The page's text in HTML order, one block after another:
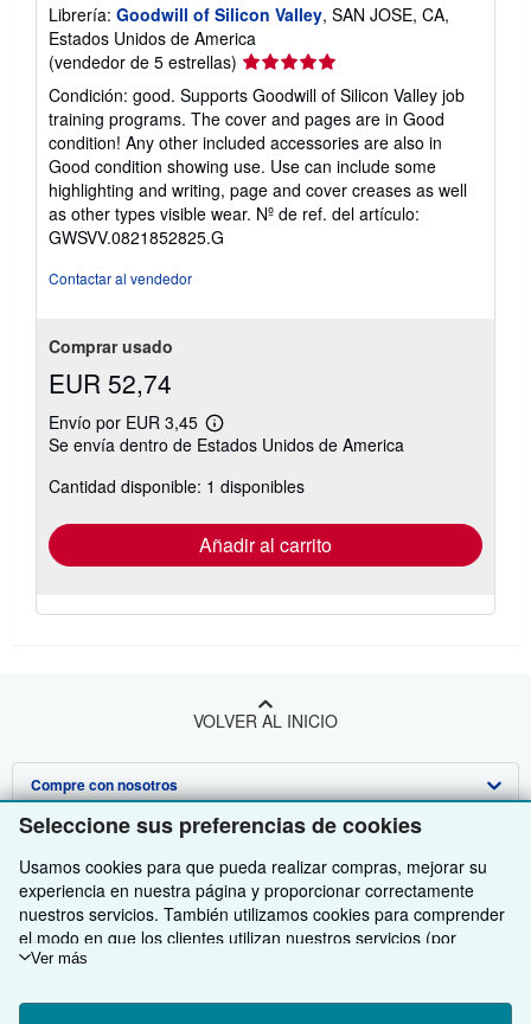
Seleccione sus preferencias de cookies
Usamos cookies para que pueda realizar compras, mejorar su
experiencia en nuestra página y proporcionar correctamente
nuestros servicios. También utilizamos cookies para comprender
el modo en que los clientes utilizan nuestros servicios (por
ejemplo, midiendo las visitas al sitio) y así poder realizar mejoras.
para mostrar contenido relevante en los anuncios y medir el
Ver más
Librería: Goodwill of Silicon Valley, SAN JOSE, CA,
Estados Unidos de America
(vendedor de 5 estrellas) Calificación
del
vendedor:
5
de
5
estrellas
Condición: good. Supports Goodwill of Silicon Valley job
training programs. The cover and pages are in Good
condition! Any other included accessories are also in
Good condition showing use. Use can include some
highlighting and writing, page and cover creases as well
as other types visible wear. Nº de ref. del artículo:
GWSVV.0821852825.G
Contactar al vendedor
Comprar usado
EUR 52,74
Envío por EUR 3,45
Más
información
las
tarifas
envío
Se envía dentro de Estados Unidos de America
Cantidad disponible: 1 disponibles
Añadir al carrito
VOLVER AL INICIO
Compre con nosotros
Búsqueda avanzada
Colecciones
Mi cuenta
Mis pedidos
Ver carrito
Venda con nosotros
Comenzar a vender
Únase a nuestro programa de afiliados
Recomiende un vendedor
Sobre nosotros
Sobre IberLibro
Medios
Empleo
Obtener Ayuda
Preguntas frecuentes y guías
Atención al Cliente
Otras compañías de AbeBooks
AbeBooks.com
Siga a IberLibro